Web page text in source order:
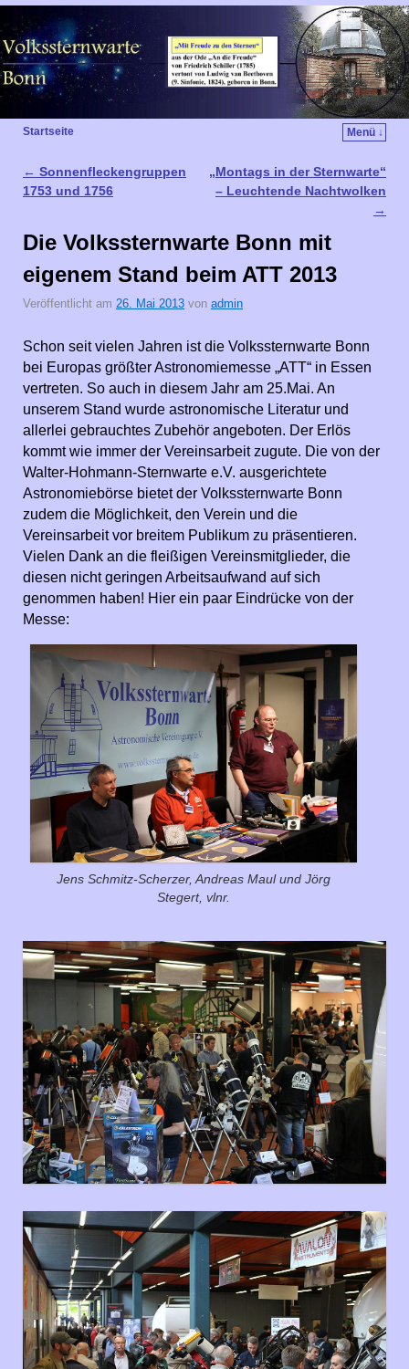
Startseite Menü ↓
Artikelnavigation
← Sonnenfleckengruppen
1753 und 1756
„Montags in der Sternwarte“
– Leuchtende Nachtwolken
→
Die Volkssternwarte Bonn mit
eigenem Stand beim ATT 2013
Veröffentlicht am 26. Mai 2013 von admin
Schon seit vielen Jahren ist die Volkssternwarte Bonn
bei Europas größter Astronomiemesse „ATT“ in Essen
vertreten. So auch in diesem Jahr am 25.Mai. An
unserem Stand wurde astronomische Literatur und
allerlei gebrauchtes Zubehör angeboten. Der Erlös
kommt wie immer der Vereinsarbeit zugute. Die von der
Walter-Hohmann-Sternwarte e.V. ausgerichtete
Astronomiebörse bietet der Volkssternwarte Bonn
zudem die Möglichkeit, den Verein und die
Vereinsarbeit vor breitem Publikum zu präsentieren.
Vielen Dank an die fleißigen Vereinsmitglieder, die
diesen nicht geringen Arbeitsaufwand auf sich
genommen haben! Hier ein paar Eindrücke von der
Messe:
Jens Schmitz-Scherzer, Andreas Maul und Jörg
Stegert, vlnr.